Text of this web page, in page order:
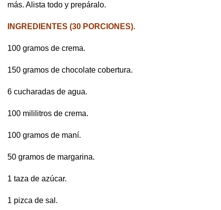
más. Alista todo y prepáralo.
INGREDIENTES (30 PORCIONES).
100 gramos de crema.
150 gramos de chocolate cobertura.
6 cucharadas de agua.
100 mililitros de crema.
100 gramos de maní.
50 gramos de margarina.
1 taza de azúcar.
1 pizca de sal.